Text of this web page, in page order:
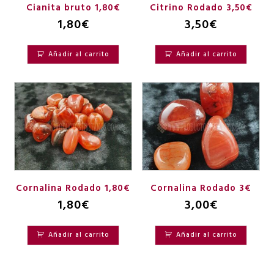
Cianita bruto 1,80€
1,80€
Añadir al carrito
Citrino Rodado 3,50€
3,50€
Añadir al carrito
Cornalina Rodado 1,80€
1,80€
Añadir al carrito
Cornalina Rodado 3€
3,00€
Añadir al carrito